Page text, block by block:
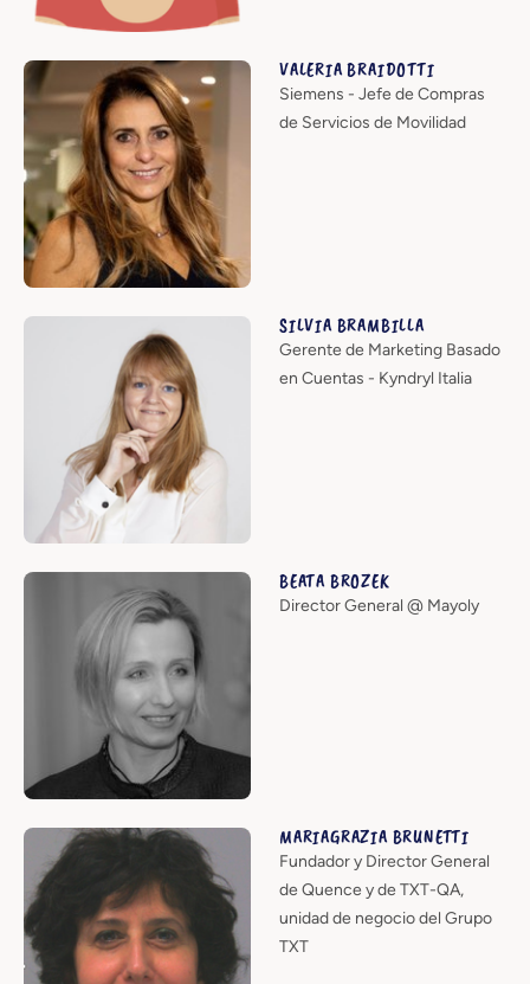
VALERIA BRAIDOTTI
Siemens - Jefe de Compras
de Servicios de Movilidad
SILVIA BRAMBILLA
Gerente de Marketing Basado
en Cuentas - Kyndryl Italia
BEATA BROZEK
Director General @ Mayoly
MARIAGRAZIA BRUNETTI
Fundador y Director General
de Quence y de TXT-QA,
unidad de negocio del Grupo
TXT